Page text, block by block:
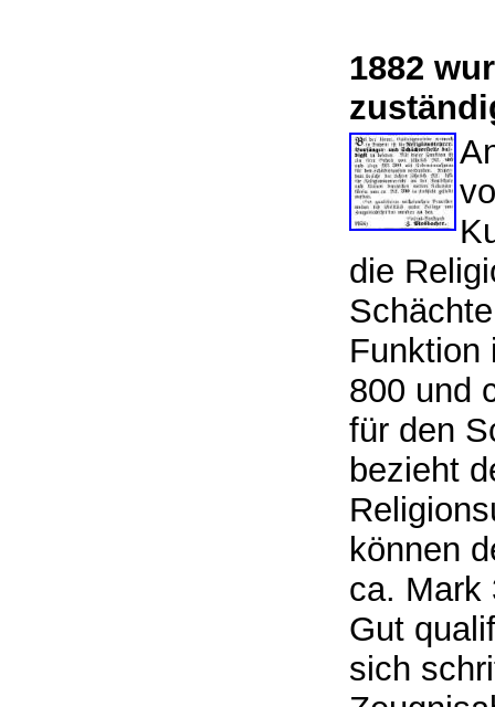
1882
die
Funktion
800 und
für den
bezieht
können
ca. Mark
Gut
sich